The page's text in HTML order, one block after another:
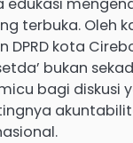
terbuka. Oleh
kota
bukan
bagi diskusi